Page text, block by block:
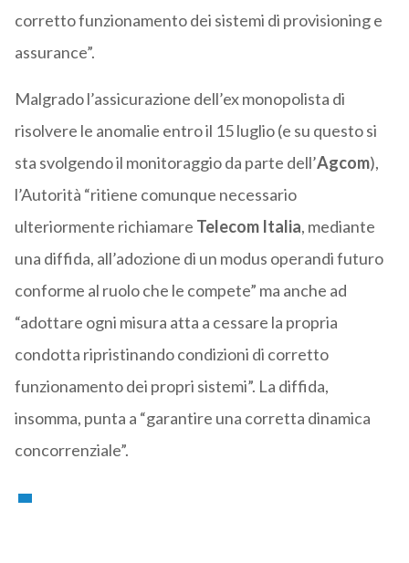
corretto funzionamento dei sistemi di provisioning e
assurance”.
Malgrado l’assicurazione dell’ex monopolista di
risolvere le anomalie entro il 15 luglio (e su questo si
sta svolgendo il monitoraggio da parte dell’Agcom),
l’Autorità “ritiene comunque necessario
ulteriormente richiamare Telecom Italia, mediante
una diffida, all’adozione di un modus operandi futuro
conforme al ruolo che le compete” ma anche ad
“adottare ogni misura atta a cessare la propria
condotta ripristinando condizioni di corretto
funzionamento dei propri sistemi”. La diffida,
insomma, punta a “garantire una corretta dinamica
concorrenziale”.